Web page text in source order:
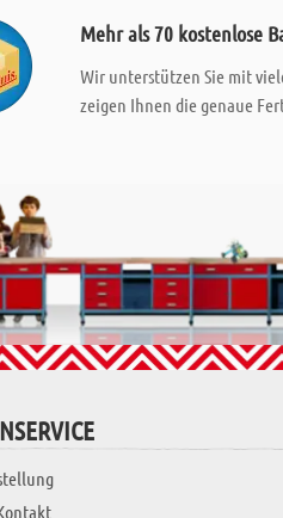
Mehr als 70 kostenlose
Wir unterstützen Sie mit
zeigen Ihnen die genaue